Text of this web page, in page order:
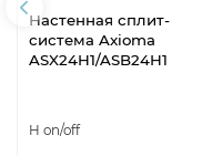
Настенная сплит-
система Axioma
ASX24H1/ASB24H1
H on/off